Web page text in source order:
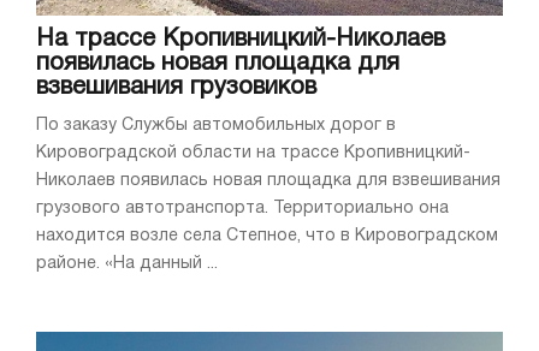
На трассе Кропивницкий-Николаев
появилась новая площадка для
взвешивания грузовиков
По заказу Службы автомобильных дорог в
Кировоградской области на трассе Кропивницкий-
Николаев появилась новая площадка для взвешивания
грузового автотранспорта. Территориально она
находится возле села Степное, что в Кировоградском
районе. «На данный ...